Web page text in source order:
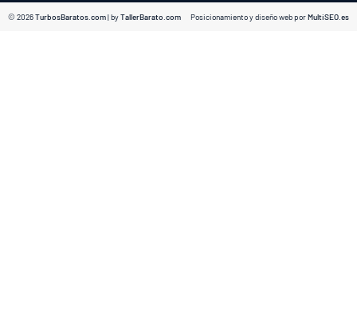
© 2026TurbosBaratos.com| byTallerBarato.com Posicionamiento y diseño web porMultiSEO.es